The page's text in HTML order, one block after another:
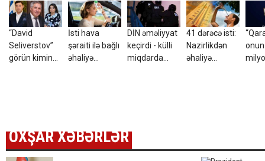
“David
Seliverstov”
görün kimin
İsti hava
şəraiti ilə bağlı
əhaliyə
DİN əməliyyat
keçirdi - külli
miqdarda
41 dərəcə isti:
Nazirlikdən
əhaliyə
OXŞAR XƏBƏRLƏR